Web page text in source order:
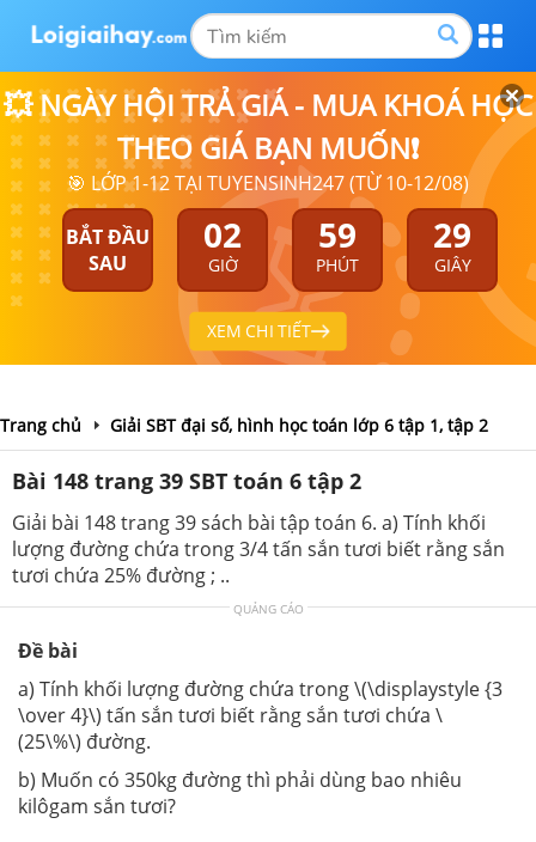
💥 NGÀY HỘI TRẢ GIÁ - MUA KHOÁ HỌC
THEO GIÁ BẠN MUỐN❗
🎯 LỚP 1-12 TẠI TUYENSINH247 (TỪ 10-12/08)
BẮT ĐẦU
SAU
02
GIỜ
59
PHÚT
29
GIÂY
XEM CHI TIẾT
Trang chủ Giải SBT đại số, hình học toán lớp 6 tập 1, tập 2
Bài 148 trang 39 SBT toán 6 tập 2
Giải bài 148 trang 39 sách bài tập toán 6. a) Tính khối
lượng đường chứa trong 3/4 tấn sắn tươi biết rằng sắn
tươi chứa 25% đường ; ..
QUẢNG CÁO
Đề bài
a) Tính khối lượng đường chứa trong \(\displaystyle {3
\over 4}\) tấn sắn tươi biết rằng sắn tươi chứa \
(25\%\) đường.
b) Muốn có 350kg đường thì phải dùng bao nhiêu
kilôgam sắn tươi?